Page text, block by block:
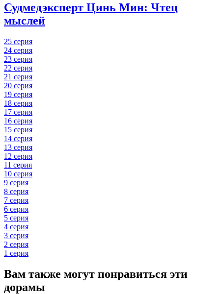
Судмедэксперт Цинь Мин: Чтец
мыслей
25 серия
24 серия
23 серия
22 серия
21 серия
20 серия
19 серия
18 серия
17 серия
16 серия
15 серия
14 серия
13 серия
12 серия
11 серия
10 серия
9 серия
8 серия
7 серия
6 серия
5 серия
4 серия
3 серия
2 серия
1 серия
Вам также могут понравиться эти
дорамы